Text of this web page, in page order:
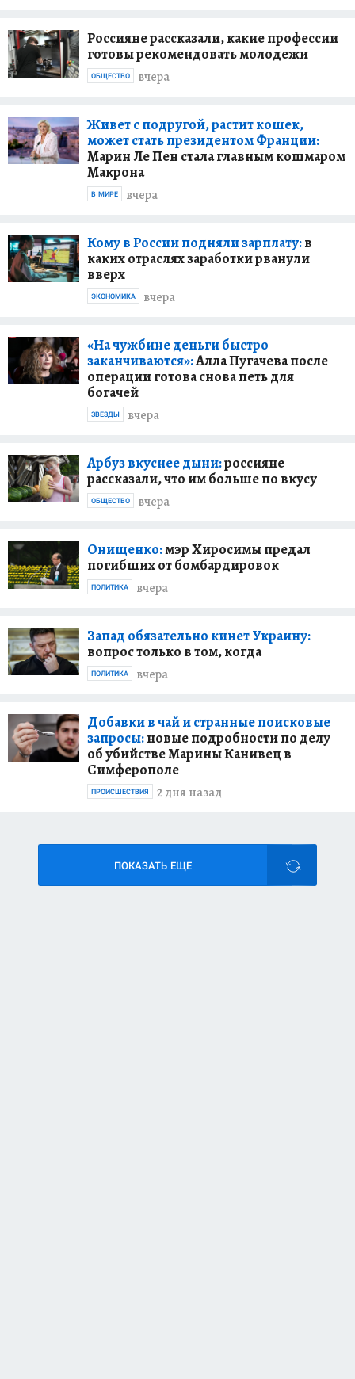
Россияне рассказали, какие профессии
готовы рекомендовать молодежи
вчера
ОБЩЕСТВО
Живет с подругой, растит кошек,
может стать президентом Франции:
Марин Ле Пен стала главным кошмаром
Макрона
вчера
В МИРЕ
Кому в России подняли зарплату:в
каких отраслях заработки рванули
вверх
вчера
ЭКОНОМИКА
«На чужбине деньги быстро
заканчиваются»:Алла Пугачева после
операции готова снова петь для
богачей
вчера
ЗВЕЗДЫ
Арбуз вкуснее дыни:россияне
рассказали, что им больше по вкусу
вчера
ОБЩЕСТВО
Онищенко:мэр Хиросимы предал
погибших от бомбардировок
вчера
ПОЛИТИКА
Запад обязательно кинет Украину:
вопрос только в том, когда
вчера
ПОЛИТИКА
Добавки в чай и странные поисковые
запросы:новые подробности по делу
об убийстве Марины Канивец в
Симферополе
2 дня назад
ПРОИСШЕСТВИЯ
ПОКАЗАТЬ ЕЩЕ